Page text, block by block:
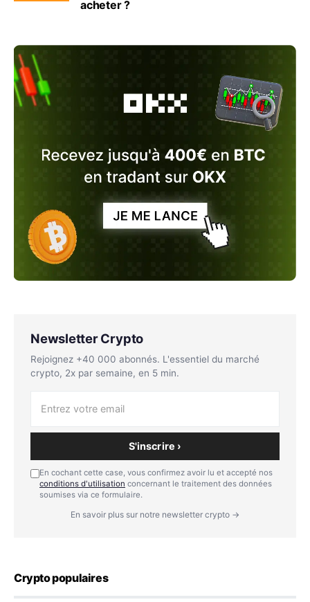
acheter ?
Newsletter Crypto
Rejoignez +40 000 abonnés. L'essentiel du marché
crypto, 2x par semaine, en 5 min.
S'inscrire ›
En cochant cette case, vous confirmez avoir lu et accepté nos
conditions d'utilisation concernant le traitement des données
soumises via ce formulaire.
En savoir plus sur notre newsletter crypto →
Crypto populaires